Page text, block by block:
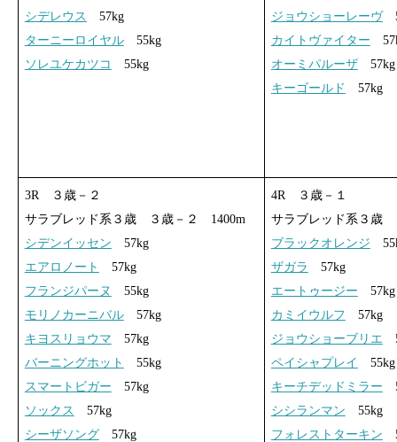
シデレウス
57kg
ターニーロイヤル55kg
ソレユケカツコ
55kg
ジョウショーレーヴ
カイトヴァイター
オーミパルーザ57kg
キーゴールド
57kg
3R ３歳－２
サラブレッド系３歳 ３歳－２ 1400m
シデンイッセン 57kg
エアロノート
57kg
フランジパーヌ
55kg
モリノカーニバル57kg
キヨスリョウマ 57kg
バーニングホット
55kg
スマートビガー 57kg
ソックス
57kg
シーザソング57kg
4R ３歳－１
サラブレッド系３歳
ブラックオレンジ
ザガラ
57kg
エートゥージー 57kg
カミイウルフ 57kg
ジョウショーブリエ
ペイシャプレイ
55kg
キーチデッドミラー
シシランマン 55kg
フォレストターキン